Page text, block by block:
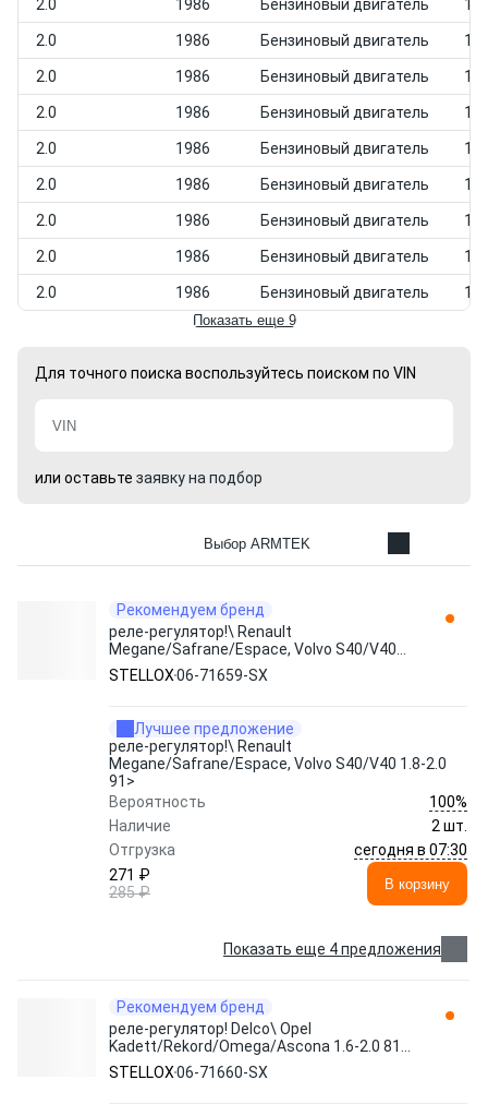
2.0 1986 Бензиновый двигатель
2.0 1986 Бензиновый двигатель
2.0 1986 Бензиновый двигатель
2.0 1986 Бензиновый двигатель
2.0 1986 Бензиновый двигатель
2.0 1986 Бензиновый двигатель
2.0 1986 Бензиновый двигатель
2.0 1986 Бензиновый двигатель
2.0 1986 Бензиновый двигатель
Показать еще 9
Для точного поиска воспользуйтесь поиском по VIN
или оставьте заявку на подбор
Выбор ARMTEK
Рекомендуем бренд
реле-регулятор!\ Renault
Мegane/Safrane/Espace, Volvo S40/V40
1.8-2.0 91> 06-71659-SX STELLOX
STELLOX06-71659-SX
Лучшее предложение
реле-регулятор!\ Renault
Мegane/Safrane/Espace, Volvo S40/V40 1.8-2.0
91>
Вероятность
100%
Наличие
2 шт.
Отгрузка
сегодня в 07:30
271 ₽
285 ₽
В корзину
Показать еще 4 предложения
Рекомендуем бренд
реле-регулятор! Delco\ Opel
Kadett/Rekord/Omega/Ascona 1.6-2.0 81-
91 06-71660-SX STELLOX
STELLOX06-71660-SX